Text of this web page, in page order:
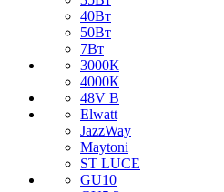
40Вт
50Вт
7Вт
3000К
4000К
48V В
Elwatt
JazzWay
Maytoni
ST LUCE
GU10